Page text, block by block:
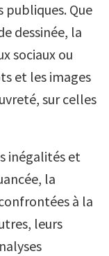
Que
dessinée, la
sociaux ou
et les images
sur celles
inégalités et
la
à la
leurs